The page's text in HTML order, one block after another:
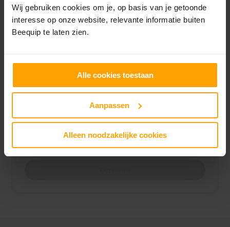
Wij gebruiken cookies om je, op basis van je getoonde
interesse op onze website, relevante informatie buiten
Beequip te laten zien.
Alle cookies toestaan
Aanpassen
Alleen noodzakelijke cookies
Model (optioneel)
Vind categorie
Selecteer een categorie